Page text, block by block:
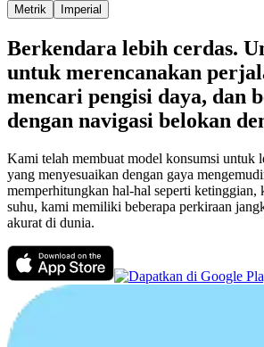
Metrik Imperial
Berkendara lebih cerdas.
untuk merencanakan
mencari pengisi daya, dan
dengan navigasi belokan
Kami telah membuat model konsumsi untuk
yang menyesuaikan dengan gaya
memperhitungkan hal-hal seperti ketinggian,
suhu, kami memiliki beberapa perkiraan
akurat di dunia.